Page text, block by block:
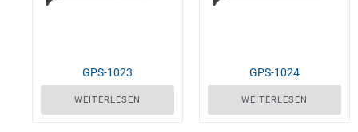
GPS-1023
WEITERLESEN
GPS-1024
WEITERLESEN